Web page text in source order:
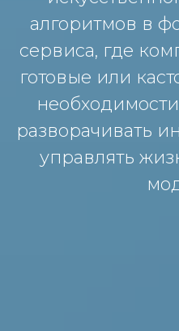
алгоритмов в
сервиса, где
готовые или
разворачивать
управлять